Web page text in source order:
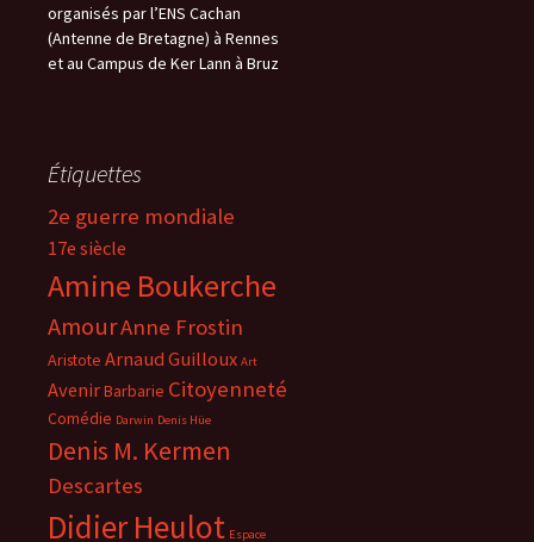
organisés par l’ENS Cachan
(Antenne de Bretagne) à Rennes
et au Campus de Ker Lann à Bruz
Étiquettes
2e guerre mondiale
17e siècle
Amine Boukerche
AmourAnne Frostin
Aristote Arnaud Guilloux Art
AvenirBarbarie Citoyenneté
Comédie Darwin Denis Hüe
Denis M. Kermen
Descartes
Didier Heulot Espace